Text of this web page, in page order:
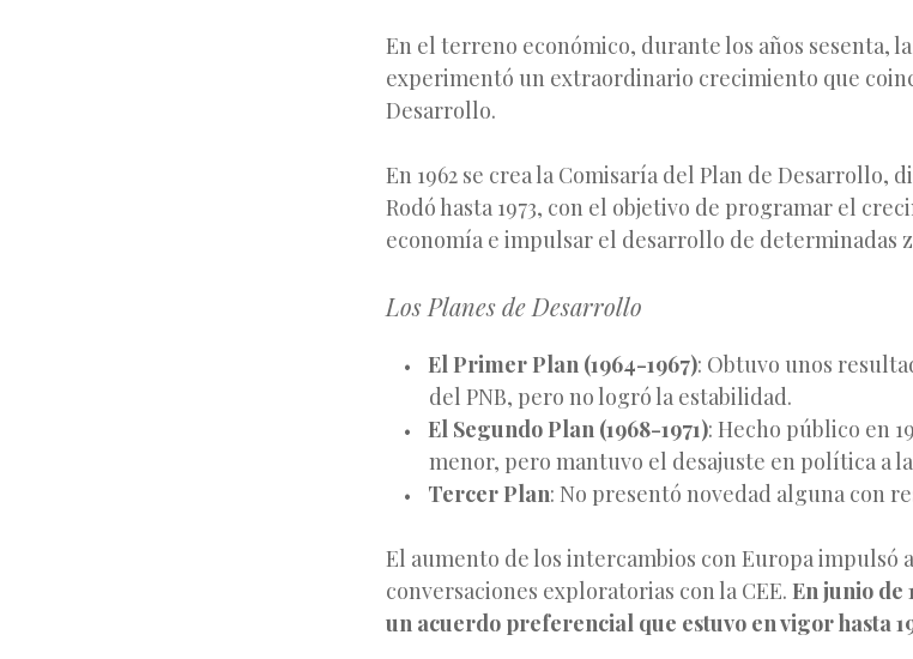
En el terreno económico, durante los años sesenta,
experimentó un extraordinario crecimiento que
Desarrollo.
En 1962 se crea la Comisaría del Plan de Desarrollo,
Rodó hasta 1973, con el objetivo de programar el
economía e impulsar el desarrollo de determinadas
Los Planes de Desarrollo
El Primer Plan (1964-1967): Obtuvo unos
del PNB, pero no logró la estabilidad.
El Segundo Plan (1968-1971): Hecho público en
menor, pero mantuvo el desajuste en política a
Tercer Plan: No presentó novedad alguna con
El aumento de los intercambios con Europa impulsó
conversaciones exploratorias con la CEE. En junio de
un acuerdo preferencial que estuvo en vigor hasta